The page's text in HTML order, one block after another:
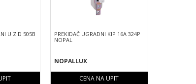
U ZID 505B
PREKIDAČ UGRADNI KIP 16A 324P
NOPAL
NOPALLUX
CENA NA UPIT